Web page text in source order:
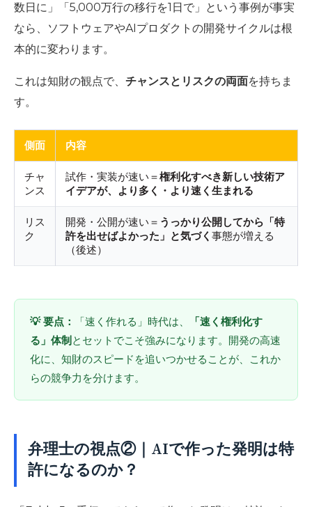
数日に」「5,000万行の移行を1日で」という事例が事実
なら、ソフトウェアやAIプロダクトの開発サイクルは根
本的に変わります。
これは知財の観点で、 チャンスとリスクの両面を持ちま
す。
側面 内容
チャ
ンス
試作・実装が速い＝権利化すべき新しい技術ア
イデアが、より多く・より速く生まれる
リス
ク
開発・公開が速い＝ うっかり公開してから「特
許を出せばよかった」と気づく 事態が増える
（後述）
💡 要点： 「速く作れる」時代は、
「速く権利化す
る」体制とセットでこそ強みになります。開発の高速
化に、知財のスピードを追いつかせることが、これか
らの競争力を分けます。
弁理士の視点②｜AIで作った発明は特
許になるのか？